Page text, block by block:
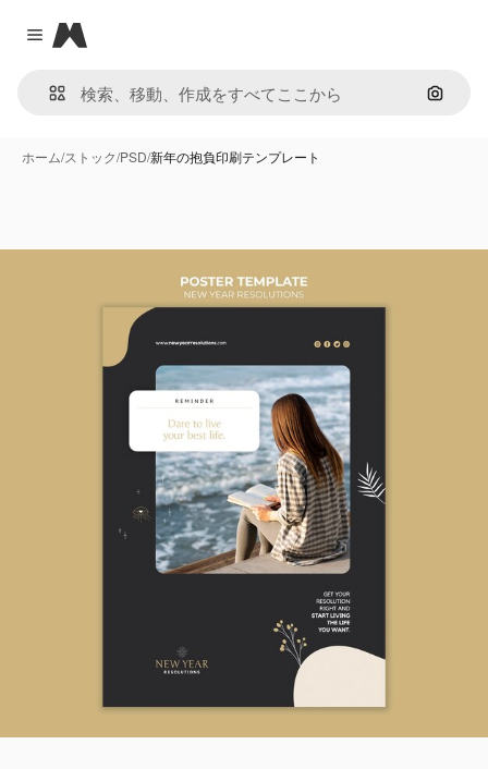
Close menu
Magnific
画像で
ホーム/ストック/PSD/新年の抱負印刷テンプレート